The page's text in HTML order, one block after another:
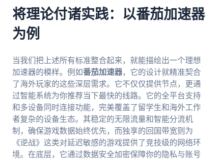
将理论付诸实践：以番茄加速器
为例
当我们把上述所有标准整合起来，就能描绘出一个理想
加速器的模样。例如番茄加速器，它的设计就精准契合
了海外玩家的这些深层需求。它不仅仅提供节点，更通
过智能系统为你推荐当下最快的线路。它的全平台支持
和多设备同时连接功能，完美覆盖了留学生和海外工作
者复杂的设备生态。其稳定的无限流量和智能分流机
制，确保游戏数据始终优先，而独享的回国带宽则为
《逆战》这类对延迟敏感的游戏提供了竞技级的网络环
境。在底层，它通过数据安全加密保障你的隐私与账号